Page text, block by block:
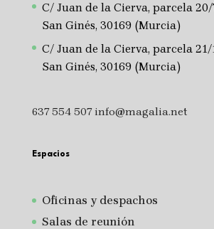
C/ Juan de la Cierva, parcela 20/
San Ginés, 30169 (Murcia)
C/ Juan de la Cierva, parcela 21/
San Ginés, 30169 (Murcia)
637 554 507 info@magalia.net
Espacios
Oficinas y despachos
Salas de reunión